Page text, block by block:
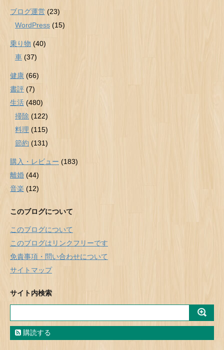
ブログ運営 (23)
WordPress (15)
乗り物 (40)
車 (37)
健康 (66)
書評 (7)
生活 (480)
掃除 (122)
料理 (115)
節約 (131)
購入・レビュー (183)
離婚 (44)
音楽 (12)
このブログについて
このブログについて
このブログはリンクフリーです
免責事項・問い合わせについて
サイトマップ
サイト内検索
購読する